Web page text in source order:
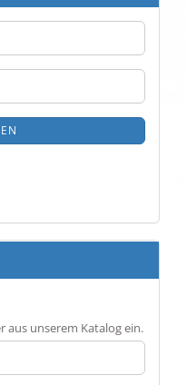
aus unserem Katalog ein.